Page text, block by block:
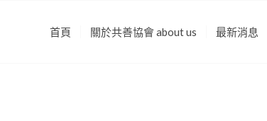
首頁 關於共善協會 about us 最新消息